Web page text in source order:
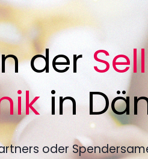
der
in
oder